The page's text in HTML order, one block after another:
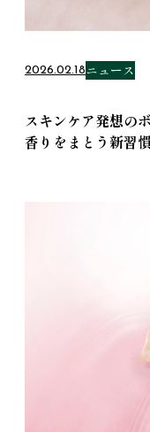
2026.02.18ニュース
スキンケア発想の
香りをまとう新習